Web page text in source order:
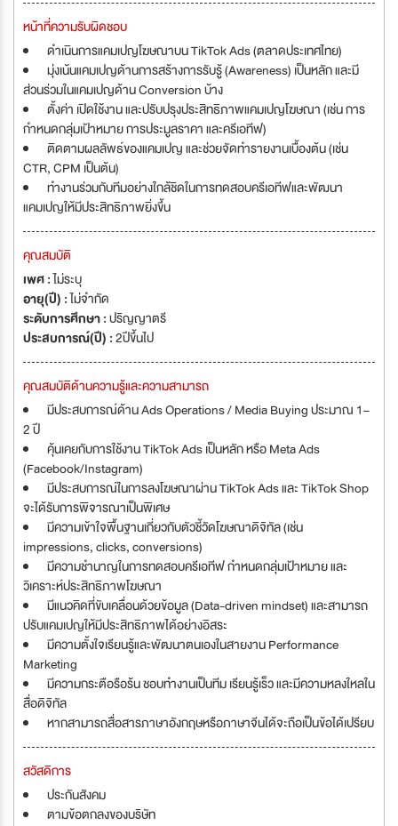
หน้าที่ความรับผิดชอบ
ดำเนินการแคมเปญโฆษณาบน TikTok Ads (ตลาดประเทศไทย)
มุ่งเน้นแคมเปญด้านการสร้างการรับรู้ (Awareness) เป็นหลัก และมี
ส่วนร่วมในแคมเปญด้าน Conversion บ้าง
ตั้งค่า เปิดใช้งาน และปรับปรุงประสิทธิภาพแคมเปญโฆษณา (เช่น การ
กำหนดกลุ่มเป้าหมาย การประมูลราคา และครีเอทีฟ)
ติดตามผลลัพธ์ของแคมเปญ และช่วยจัดทำรายงานเบื้องต้น (เช่น
CTR, CPM เป็นต้น)
ทำงานร่วมกับทีมอย่างใกล้ชิดในการทดสอบครีเอทีฟและพัฒนา
แคมเปญให้มีประสิทธิภาพยิ่งขึ้น
คุณสมบัติ
เพศ :ไม่ระบุ
อายุ(ปี) :ไม่จำกัด
ระดับการศึกษา :ปริญญาตรี
ประสบการณ์(ปี) :2ปีขึ้นไป
คุณสมบัติด้านความรู้และความสามารถ
มีประสบการณ์ด้าน Ads Operations / Media Buying ประมาณ 1–
2 ปี
คุ้นเคยกับการใช้งาน TikTok Ads เป็นหลัก หรือ Meta Ads
(Facebook/Instagram)
มีประสบการณ์ในการลงโฆษณาผ่าน TikTok Ads และ TikTok Shop
จะได้รับการพิจารณาเป็นพิเศษ
มีความเข้าใจพื้นฐานเกี่ยวกับตัวชี้วัดโฆษณาดิจิทัล (เช่น
impressions, clicks, conversions)
มีความชำนาญในการทดสอบครีเอทีฟ กำหนดกลุ่มเป้าหมาย และ
วิเคราะห์ประสิทธิภาพโฆษณา
มีแนวคิดที่ขับเคลื่อนด้วยข้อมูล (Data-driven mindset) และสามารถ
ปรับแคมเปญให้มีประสิทธิภาพได้อย่างอิสระ
มีความตั้งใจเรียนรู้และพัฒนาตนเองในสายงาน Performance
Marketing
มีความกระตือรือร้น ชอบทำงานเป็นทีม เรียนรู้เร็ว และมีความหลงใหลใน
สื่อดิจิทัล
หากสามารถสื่อสารภาษาอังกฤษหรือภาษาจีนได้จะถือเป็นข้อได้เปรียบ
สวัสดิการ
ประกันสังคม
ตามข้อตกลงของบริษัท